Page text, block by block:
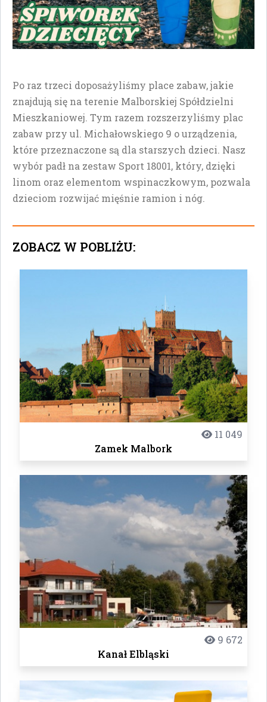
Po raz trzeci doposażyliśmy place zabaw, jakie
znajdują się na terenie Malborskiej Spółdzielni
Mieszkaniowej. Tym razem rozszerzyliśmy plac
zabaw przy ul. Michałowskiego 9 o urządzenia,
które przeznaczone są dla starszych dzieci. Nasz
wybór padł na zestaw Sport 18001, który, dzięki
linom oraz elementom wspinaczkowym, pozwala
dzieciom rozwijać mięśnie ramion i nóg.
ZOBACZ W POBLIŻU:
11 049
Zamek Malbork
9 672
Kanał Elbląski